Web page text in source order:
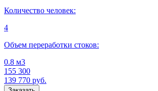
Количество человек:
4
Объем переработки стоков:
0.8 м3
155 300
139 770 руб.